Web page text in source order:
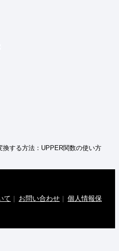
換する方法：UPPER関数の使い方
て お問い合わせ
個人情報保